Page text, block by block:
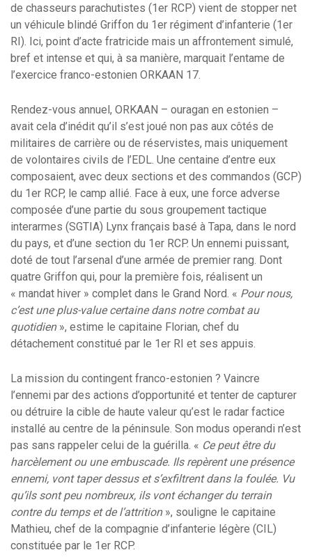
de chasseurs parachutistes (1er RCP) vient de stopper net
un véhicule blindé Griffon du 1er régiment d’infanterie (1er
RI). Ici, point d’acte fratricide mais un affrontement simulé,
bref et intense et qui, à sa manière, marquait l’entame de
l’exercice franco-estonien ORKAAN 17.
Rendez-vous annuel, ORKAAN – ouragan en estonien –
avait cela d’inédit qu’il s’est joué non pas aux côtés de
militaires de carrière ou de réservistes, mais uniquement
de volontaires civils de l’EDL. Une centaine d’entre eux
composaient, avec deux sections et des commandos (GCP)
du 1er RCP, le camp allié. Face à eux, une force adverse
composée d’une partie du sous groupement tactique
interarmes (SGTIA) Lynx français basé à Tapa, dans le nord
du pays, et d’une section du 1er RCP. Un ennemi puissant,
doté de tout l’arsenal d’une armée de premier rang. Dont
quatre Griffon qui, pour la première fois, réalisent un
« mandat hiver » complet dans le Grand Nord. « Pour nous,
c’est une plus-value certaine dans notre combat au
quotidien», estime le capitaine Florian, chef du
détachement constitué par le 1er RI et ses appuis.
La mission du contingent franco-estonien ? Vaincre
l’ennemi par des actions d’opportunité et tenter de capturer
ou détruire la cible de haute valeur qu’est le radar factice
installé au centre de la péninsule. Son modus operandi n’est
pas sans rappeler celui de la guérilla. « Ce peut être du
harcèlement ou une embuscade. Ils repèrent une présence
ennemi, vont taper dessus et s’exfiltrent dans la foulée. Vu
qu’ils sont peu nombreux, ils vont échanger du terrain
contre du temps et de l’attrition», souligne le capitaine
Mathieu, chef de la compagnie d’infanterie légère (CIL)
constituée par le 1er RCP.